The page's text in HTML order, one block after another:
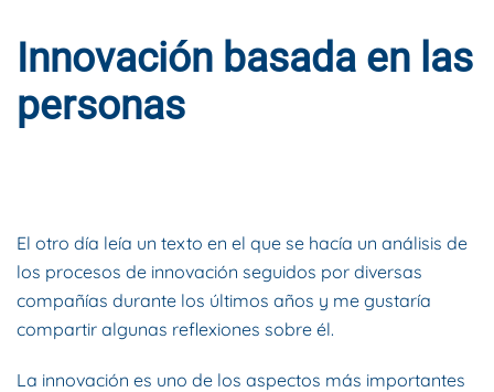
Innovación basada en las
personas
El otro día leía un texto en el que se hacía un análisis de
los procesos de innovación seguidos por diversas
compañías durante los últimos años y me gustaría
compartir algunas reflexiones sobre él.
La innovación es uno de los aspectos más importantes